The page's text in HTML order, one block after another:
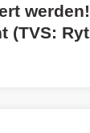
(TVS: